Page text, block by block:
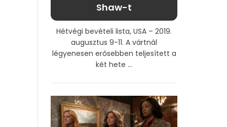
Shaw-t
Hétvégi bevételi lista, USA – 2019.
augusztus 9-11. A vártnál
légyenesen erősebben teljesített a
két hete ...